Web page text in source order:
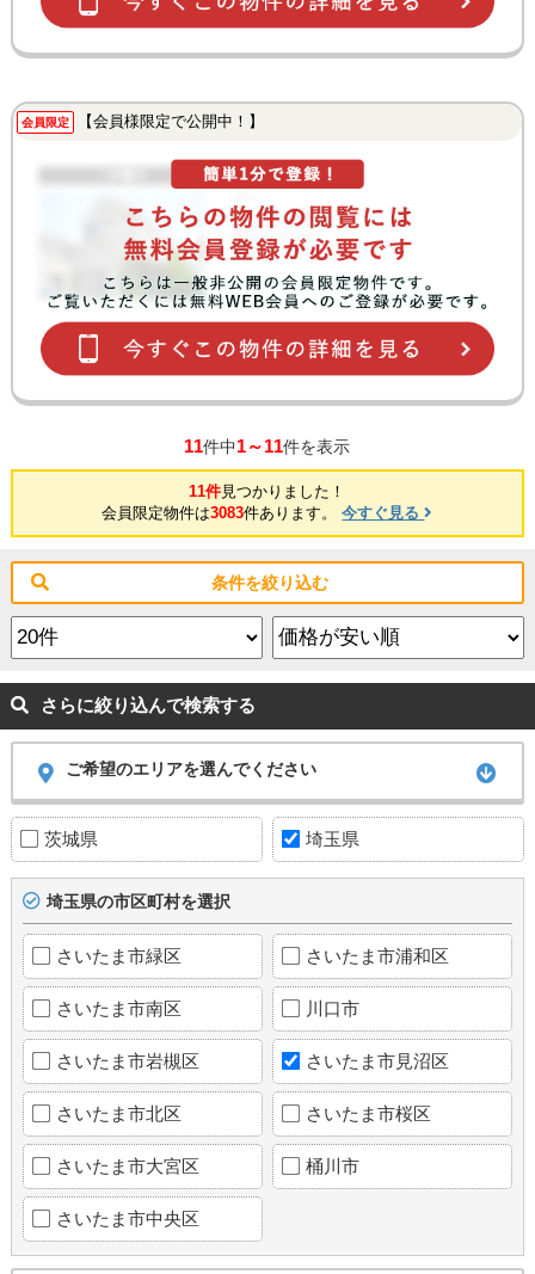
会員限定 【会員様限定で公開中！】
11件中1～11件を表示
11件見つかりました！
会員限定物件は3083件あります。今すぐ見る
条件を絞り込む
さらに絞り込んで検索する
ご希望のエリアを選んでください
茨城県 埼玉県
埼玉県の市区町村を選択
さいたま市緑区 さいたま市浦和区
さいたま市南区 川口市
さいたま市岩槻区 さいたま市見沼区
さいたま市北区 さいたま市桜区
さいたま市大宮区 桶川市
さいたま市中央区